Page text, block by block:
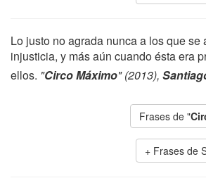
Lo justo no agrada nunca a los que se
injusticia, y más aún cuando ésta era
ellos. "Circo Máximo" (2013),
Frases de "
Frases de